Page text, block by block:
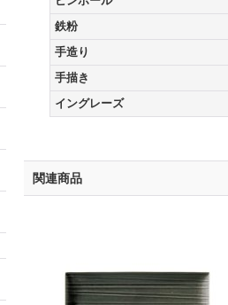
鉄粉
手造り
手描き
イングレーズ
関連商品